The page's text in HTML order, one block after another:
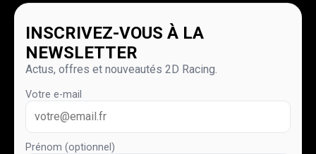
INSCRIVEZ-VOUS À LA
NEWSLETTER
Actus, offres et nouveautés 2D Racing.
Votre e-mail
Prénom (optionnel)